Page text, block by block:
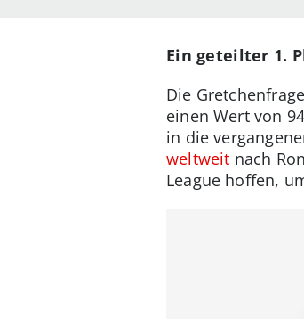
Ein geteilter 1.
Die
einen Wert von
in die
weltweit nach
League hoffen,